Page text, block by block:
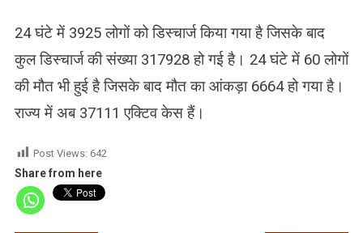
24 घंटे में 3925 लोगों को डिस्चार्ज किया गया है जिसके बाद
कुल डिस्चार्ज की संख्या 317928 हो गई है। 24 घंटे में 60 लोगों
की मौत भी हुई है जिसके बाद मौत का आंकड़ा 6664 हो गया है।
राज्य में अब 37111 एक्टिव केस हैं।
Post Views: 642
Share from here